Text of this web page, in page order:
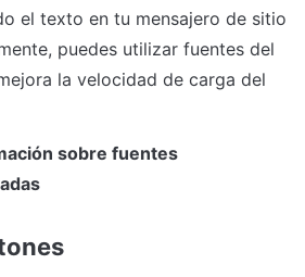
el texto en tu mensajero de sitio
puedes utilizar fuentes del
la velocidad de carga del
sobre fuentes